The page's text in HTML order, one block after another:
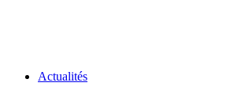
Actualités